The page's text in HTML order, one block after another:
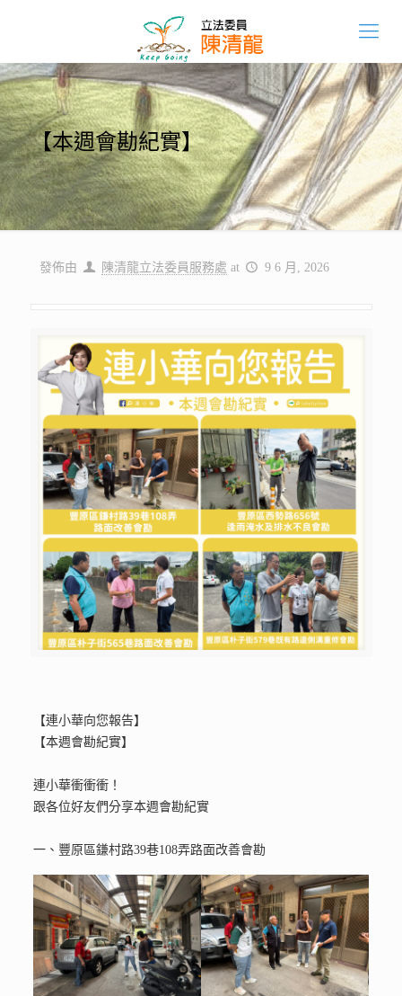
【本週會勘紀實】
發佈由 陳清龍立法委員服務處 at 9 6 月, 2026
【連小華向您報告】
【本週會勘紀實】
連小華衝衝衝！
跟各位好友們分享本週會勘紀實
一、豐原區鎌村路39巷108弄路面改善會勘